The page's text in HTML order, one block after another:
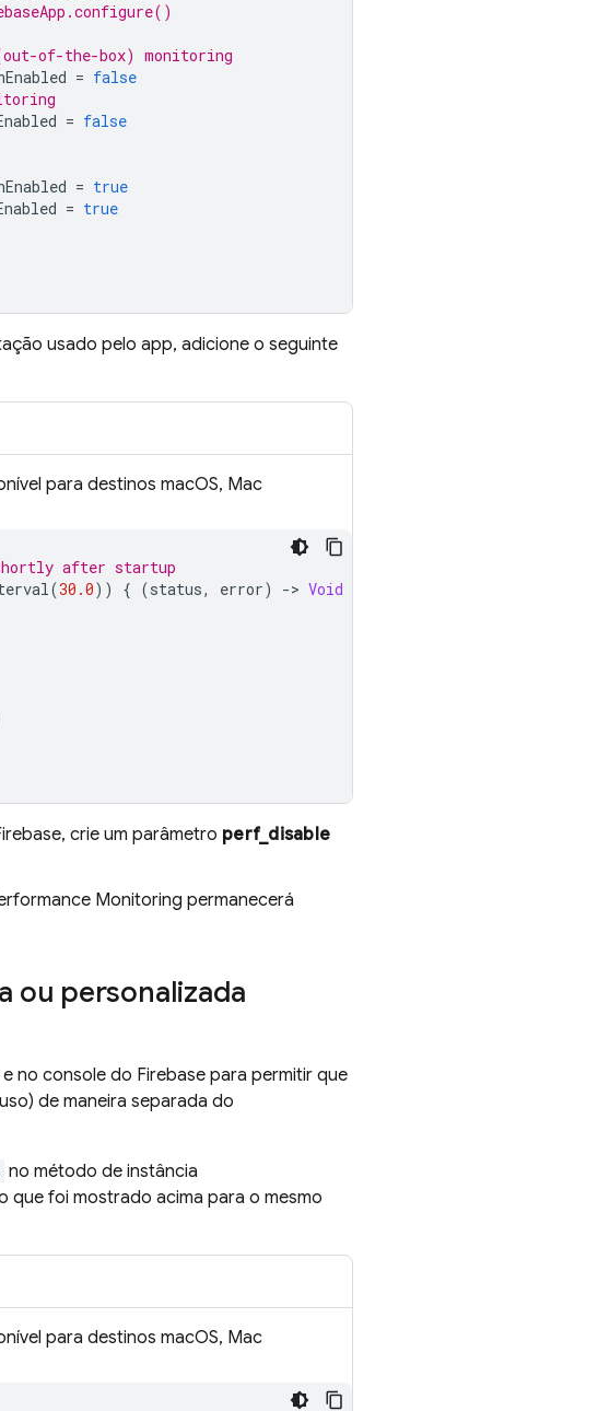
of-the-box) monitoring
= false
= false
= true
= true
usado pelo app, adicione o seguinte
para destinos macOS, Mac
after startup
(30.0)) { (status, error) -> Void
, crie um parâmetro perf_disable
Monitoring permanecerá
ou personalizada
no console do Firebase para permitir que
de maneira separada do
no método de instância
que foi mostrado acima para o mesmo
para destinos macOS, Mac